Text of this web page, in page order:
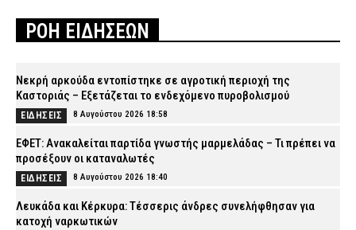
ΡΟΗ ΕΙΔΗΣΕΩΝ
Νεκρή αρκούδα εντοπίστηκε σε αγροτική περιοχή της
Καστοριάς – Εξετάζεται το ενδεχόμενο πυροβολισμού
ΕΙΔΗΣΕΙΣ 8 Αυγούστου 2026 18:58
ΕΦΕΤ: Ανακαλείται παρτίδα γνωστής μαρμελάδας – Τι πρέπει να
προσέξουν οι καταναλωτές
ΕΙΔΗΣΕΙΣ 8 Αυγούστου 2026 18:40
Λευκάδα και Κέρκυρα: Τέσσερις άνδρες συνελήφθησαν για
κατοχή ναρκωτικών